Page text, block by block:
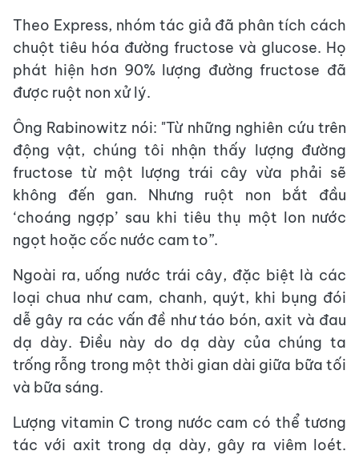
Theo Express, nhóm tác giả đã phân tích cách
chuột tiêu hóa đường fructose và glucose. Họ
phát hiện hơn 90% lượng đường fructose đã
được ruột non xử lý.
Ông Rabinowitz nói: "Từ những nghiên cứu trên
động vật, chúng tôi nhận thấy lượng đường
fructose từ một lượng trái cây vừa phải sẽ
không đến gan. Nhưng ruột non bắt đầu
‘choáng ngợp’ sau khi tiêu thụ một lon nước
ngọt hoặc cốc nước cam to”.
Ngoài ra, uống nước trái cây, đặc biệt là các
loại chua như cam, chanh, quýt, khi bụng đói
dễ gây ra các vấn đề như táo bón, axit và đau
dạ dày. Điều này do dạ dày của chúng ta
trống rỗng trong một thời gian dài giữa bữa tối
và bữa sáng.
Lượng vitamin C trong nước cam có thể tương
tác với axit trong dạ dày, gây ra viêm loét.